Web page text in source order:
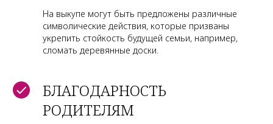
На выкупе могут быть предложены различные
символические действия, которые призваны
укрепить стойкость будущей семьи, например,
сломать деревянные доски.
БЛАГОДАРНОСТЬ
РОДИТЕЛЯМ